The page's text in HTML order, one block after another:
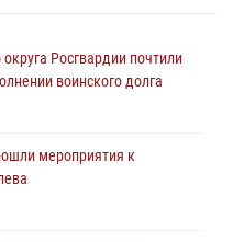
Росгвардии почтили
воинского долга
мероприятия к